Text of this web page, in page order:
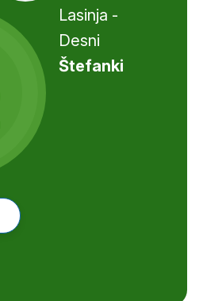
Lasinja -
Desni
Štefanki